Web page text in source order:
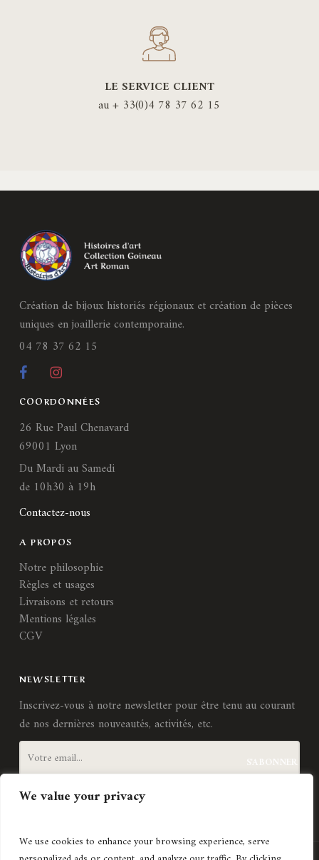
We value your privacy
We use cookies to enhance your browsing experience, serve
LE SERVICE CLIENT
au + 33(0)4 78 37 62 15
Création de bijoux historiés régionaux et création de pièces
uniques en joaillerie contemporaine.
04 78 37 62 15
COORDONNÉES
26 Rue Paul Chenavard
69001 Lyon
Du Mardi au Samedi
de 10h30 à 19h
Contactez-nous
A PROPOS
Notre philosophie
Règles et usages
Livraisons et retours
Mentions légales
CGV
NEWSLETTER
Inscrivez-vous à notre newsletter pour être tenu au courant
de nos dernières nouveautés, activités, etc.
J'accepte lestermes et conditions